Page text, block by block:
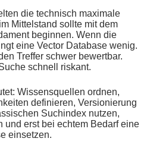
die technisch maximale
Mittelstand sollte mit dem
beginnen. Wenn die
eine Vector Database wenig.
Treffer schwer bewertbar.
schnell riskant.
Wissensquellen ordnen,
definieren, Versionierung
Suchindex nutzen,
und erst bei echtem Bedarf eine
einsetzen.